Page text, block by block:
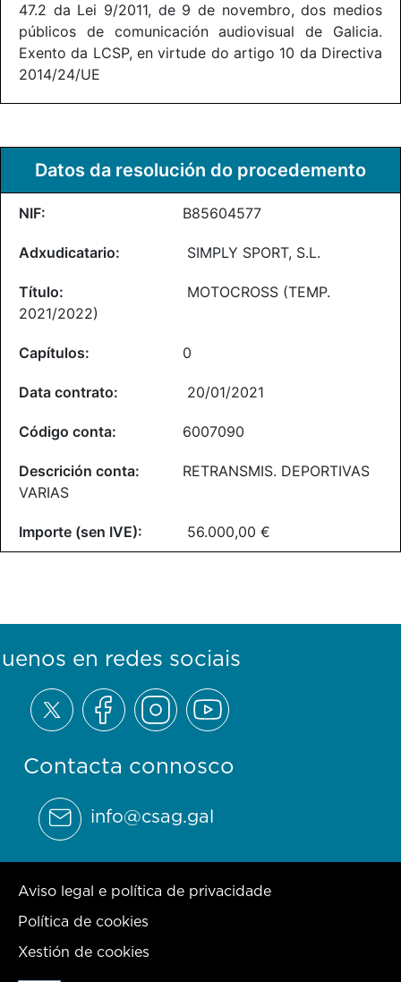
47.2 da Lei 9/2011, de 9 de novembro, dos medios
públicos de comunicación audiovisual de Galicia.
Exento da LCSP, en virtude do artigo 10 da Directiva
2014/24/UE
Datos da resolución do procedemento
B85604577
SIMPLY SPORT, S.L.
MOTOCROSS (TEMP.
2021/2022)
0
20/01/2021
6007090
RETRANSMIS. DEPORTIVAS
VARIAS
56.000,00 €
Contacta connosco
info@csag.gal
en redes sociais
Aviso legal e política de privacidade
Política de cookies
Xestión de cookies